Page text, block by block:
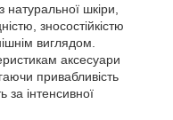
натуральної шкіри,
зносостійкістю
виглядом.
аксесуари
привабливість
за інтенсивної